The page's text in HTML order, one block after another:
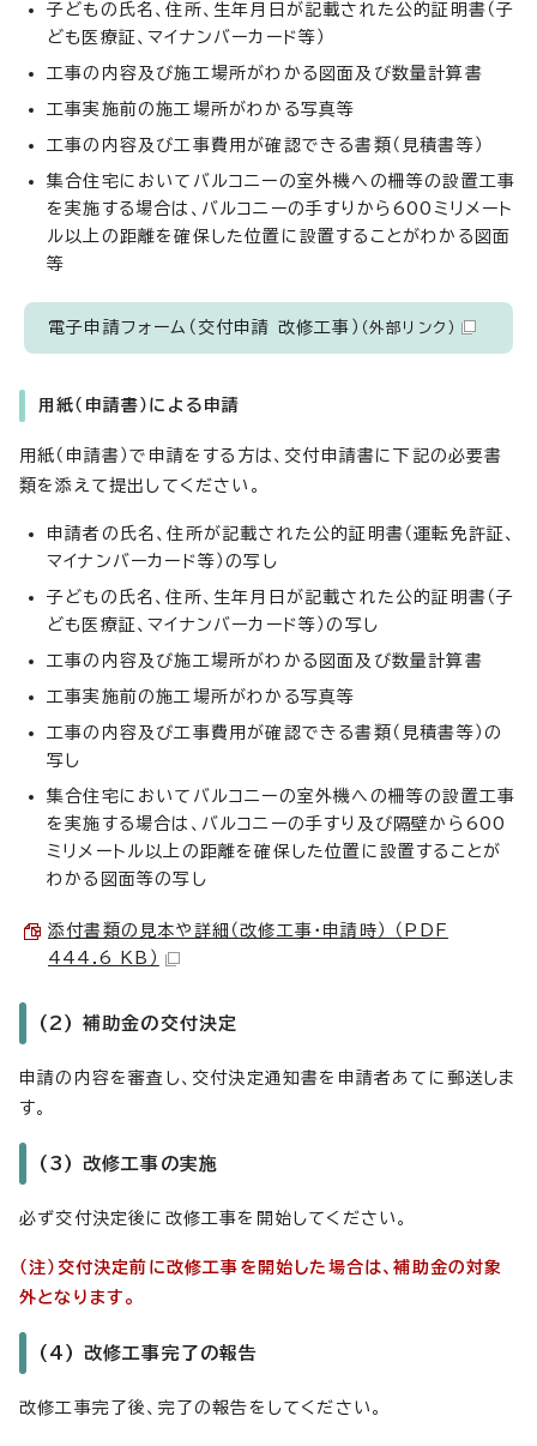
子どもの氏名、住所、生年月日が記載された公的証明書（子
ども医療証、マイナンバーカード等）
工事の内容及び施工場所がわかる図面及び数量計算書
工事実施前の施工場所がわかる写真等
工事の内容及び工事費用が確認できる書類（見積書等）
集合住宅においてバルコニーの室外機への柵等の設置工事
を実施する場合は、バルコニーの手すりから600ミリメート
ル以上の距離を確保した位置に設置することがわかる図面
等
電子申請フォーム（交付申請 改修工事） （外部リンク）
用紙（申請書）による申請
用紙（申請書）で申請をする方は、交付申請書に下記の必要書
類を添えて提出してください。
申請者の氏名、住所が記載された公的証明書（運転免許証、
マイナンバーカード等）の写し
子どもの氏名、住所、生年月日が記載された公的証明書（子
ども医療証、マイナンバーカード等）の写し
工事の内容及び施工場所がわかる図面及び数量計算書
工事実施前の施工場所がわかる写真等
工事の内容及び工事費用が確認できる書類（見積書等）の
写し
集合住宅においてバルコニーの室外機への柵等の設置工事
を実施する場合は、バルコニーの手すり及び隔壁から600
ミリメートル以上の距離を確保した位置に設置することが
わかる図面等の写し
添付書類の見本や詳細（改修工事・申請時） （PDF
444.6 KB）
(2) 補助金の交付決定
申請の内容を審査し、交付決定通知書を申請者あてに郵送しま
す。
(3) 改修工事の実施
必ず交付決定後に改修工事を開始してください。
（注）交付決定前に改修工事を開始した場合は、補助金の対象
外となります。
(4) 改修工事完了の報告
改修工事完了後、完了の報告をしてください。